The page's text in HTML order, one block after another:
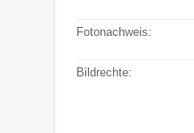
Fotonachweis:
Bildrechte: